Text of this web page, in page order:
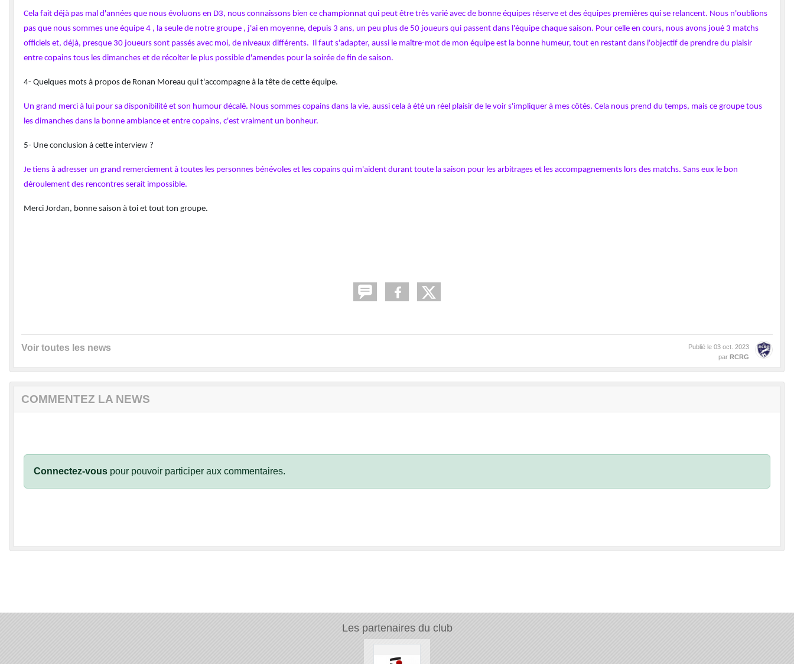
Cela fait déjà pas mal d'années que nous évoluons en D3, nous connaissons bien ce championnat qui peut être très varié avec de bonne équipes réserve et des équipes premières qui se relancent. Nous n'oublions
pas que nous sommes une équipe 4 , la seule de notre groupe , j'ai en moyenne, depuis 3 ans, un peu plus de 50 joueurs qui passent dans l'équipe chaque saison. Pour celle en cours, nous avons joué 3 matchs
officiels et, déjà, presque 30 joueurs sont passés avec moi, de niveaux différents. Il faut s'adapter, aussi le maître-mot de mon équipe est la bonne humeur, tout en restant dans l'objectif de prendre du plaisir
entre copains tous les dimanches et de récolter le plus possible d'amendes pour la soirée de fin de saison.
4- Quelques mots à propos de Ronan Moreau qui t'accompagne à la tête de cette équipe.
Un grand merci à lui pour sa disponibilité et son humour décalé. Nous sommes copains dans la vie, aussi cela à été un réel plaisir de le voir s'impliquer à mes côtés. Cela nous prend du temps, mais ce groupe tous
les dimanches dans la bonne ambiance et entre copains, c'est vraiment un bonheur.
5- Une conclusion à cette interview ?
Je tiens à adresser un grand remerciement à toutes les personnes bénévoles et les copains qui m'aident durant toute la saison pour les arbitrages et les accompagnements lors des matchs. Sans eux le bon
déroulement des rencontres serait impossible.
Merci Jordan, bonne saison à toi et tout ton groupe.
Voir toutes les news Publié le 03 oct. 2023
par RCRG
COMMENTEZ LA NEWS
Connectez-vous pour pouvoir participer aux commentaires.
Les partenaires du club